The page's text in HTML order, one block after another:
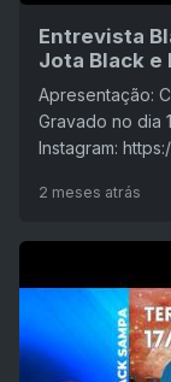
Entrevista
Jota Black e
Apresentação:
Gravado no dia
Instagram:
2 meses atrás